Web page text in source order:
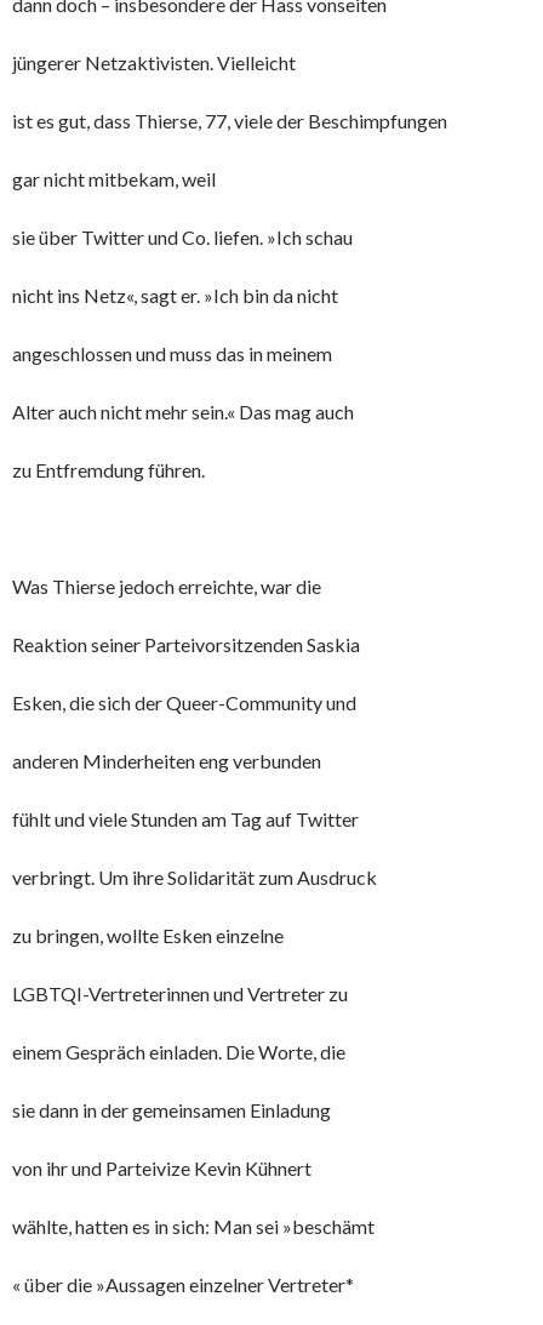
jüngerer Netzaktivisten. Vielleicht
ist es gut, dass Thierse, 77, viele der Beschimpfungen
gar nicht mitbekam, weil
sie über Twitter und Co. liefen. »Ich schau
nicht ins Netz«, sagt er. »Ich bin da nicht
angeschlossen und muss das in meinem
Alter auch nicht mehr sein.« Das mag auch
zu Entfremdung führen.
Was Thierse jedoch erreichte, war die
Reaktion seiner Parteivorsitzenden Saskia
Esken, die sich der Queer-Community und
anderen Minderheiten eng verbunden
fühlt und viele Stunden am Tag auf Twitter
verbringt. Um ihre Solidarität zum Ausdruck
zu bringen, wollte Esken einzelne
LGBTQI-Vertreterinnen und Vertreter zu
einem Gespräch einladen. Die Worte, die
sie dann in der gemeinsamen Einladung
von ihr und Parteivize Kevin Kühnert
wählte, hatten es in sich: Man sei »beschämt
« über die »Aussagen einzelner Vertreter*